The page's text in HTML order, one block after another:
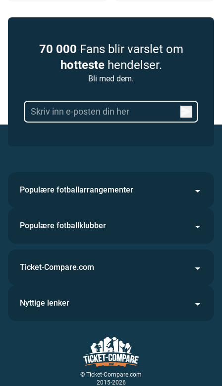
70 000 Fans blir varslet om
hottestehendelser.
Bli med dem.
Populære fotballarrangementer
Populære fotballklubber
© Ticket-Compare.com
2015-2026
Ticket-Compare.com
Nyttige lenker